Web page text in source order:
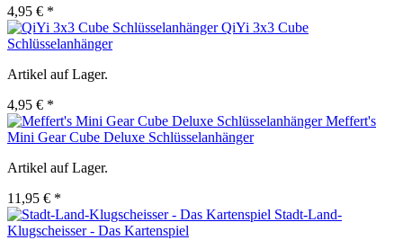
4,95 € *
QiYi 3x3 Cube
Schlüsselanhänger
Artikel auf Lager.
4,95 € *
Meffert's
Mini Gear Cube Deluxe Schlüsselanhänger
Artikel auf Lager.
11,95 € *
Stadt-Land-
Klugscheisser - Das Kartenspiel